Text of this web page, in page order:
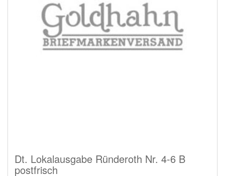
Dt. Lokalausgabe Ründeroth Nr. 4-6 B
postfrisch